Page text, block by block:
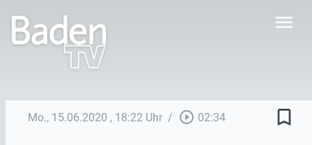
menu
Mo., 15.06.2020 , 18:22 Uhr / play_circle_outline 02:34 bookmark_border